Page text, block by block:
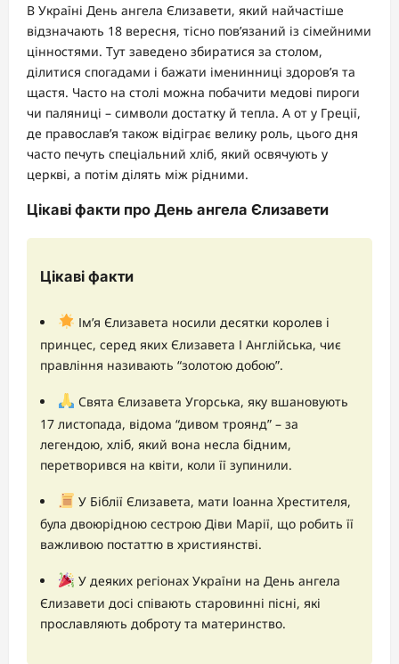
В Україні День ангела Єлизавети, який найчастіше
відзначають 18 вересня, тісно пов’язаний із сімейними
цінностями. Тут заведено збиратися за столом,
ділитися спогадами і бажати іменинниці здоров’я та
щастя. Часто на столі можна побачити медові пироги
чи паляниці – символи достатку й тепла. А от у Греції,
де православ’я також відіграє велику роль, цього дня
часто печуть спеціальний хліб, який освячують у
церкві, а потім ділять між рідними.
Цікаві факти про День ангела Єлизавети
Цікаві факти
Ім’я Єлизавета носили десятки королев і
принцес, серед яких Єлизавета І Англійська, чиє
правління називають “золотою добою”.
Свята Єлизавета Угорська, яку вшановують
17 листопада, відома “дивом троянд” – за
легендою, хліб, який вона несла бідним,
перетворився на квіти, коли її зупинили.
У Біблії Єлизавета, мати Іоанна Хрестителя,
була двоюрідною сестрою Діви Марії, що робить її
важливою постаттю в християнстві.
У деяких регіонах України на День ангела
Єлизавети досі співають старовинні пісні, які
прославляють доброту та материнство.